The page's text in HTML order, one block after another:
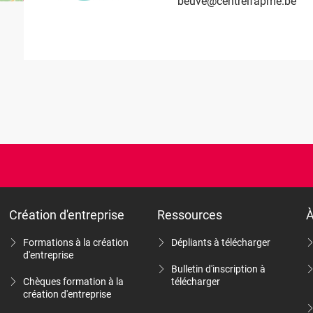
Création d'entreprise
Formations à la création
d'entreprise
Chèques formation à la
création d'entreprise
Ressources
Dépliants à télécharger
Bulletin d'inscription à
télécharger